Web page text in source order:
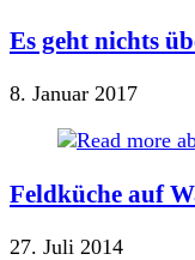
Es geht nichts
8. Januar 2017
Feldküche auf
27. Juli 2014